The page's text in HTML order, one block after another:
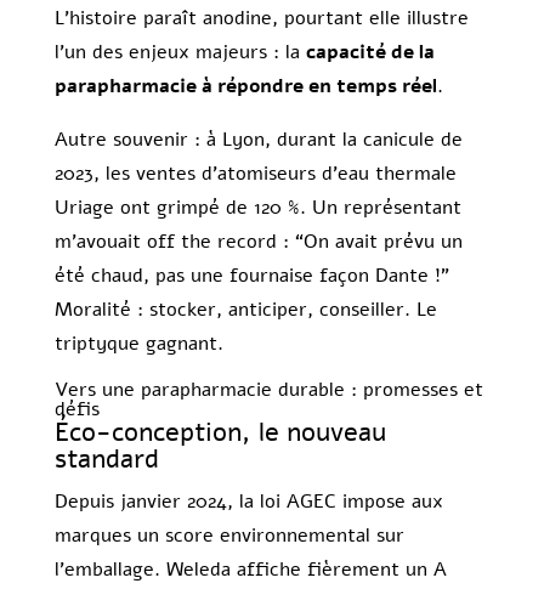
L’histoire paraît anodine, pourtant elle illustre
l’un des enjeux majeurs : la capacité de la
parapharmacie à répondre en temps réel.
Autre souvenir : à Lyon, durant la canicule de
2023, les ventes d’atomiseurs d’eau thermale
Uriage ont grimpé de 120 %. Un représentant
m’avouait off the record : “On avait prévu un
été chaud, pas une fournaise façon Dante !”
Moralité : stocker, anticiper, conseiller. Le
triptyque gagnant.
Vers une parapharmacie durable : promesses et
défis
Éco-conception, le nouveau
standard
Depuis janvier 2024, la loi AGEC impose aux
marques un score environnemental sur
l’emballage. Weleda affiche fièrement un A